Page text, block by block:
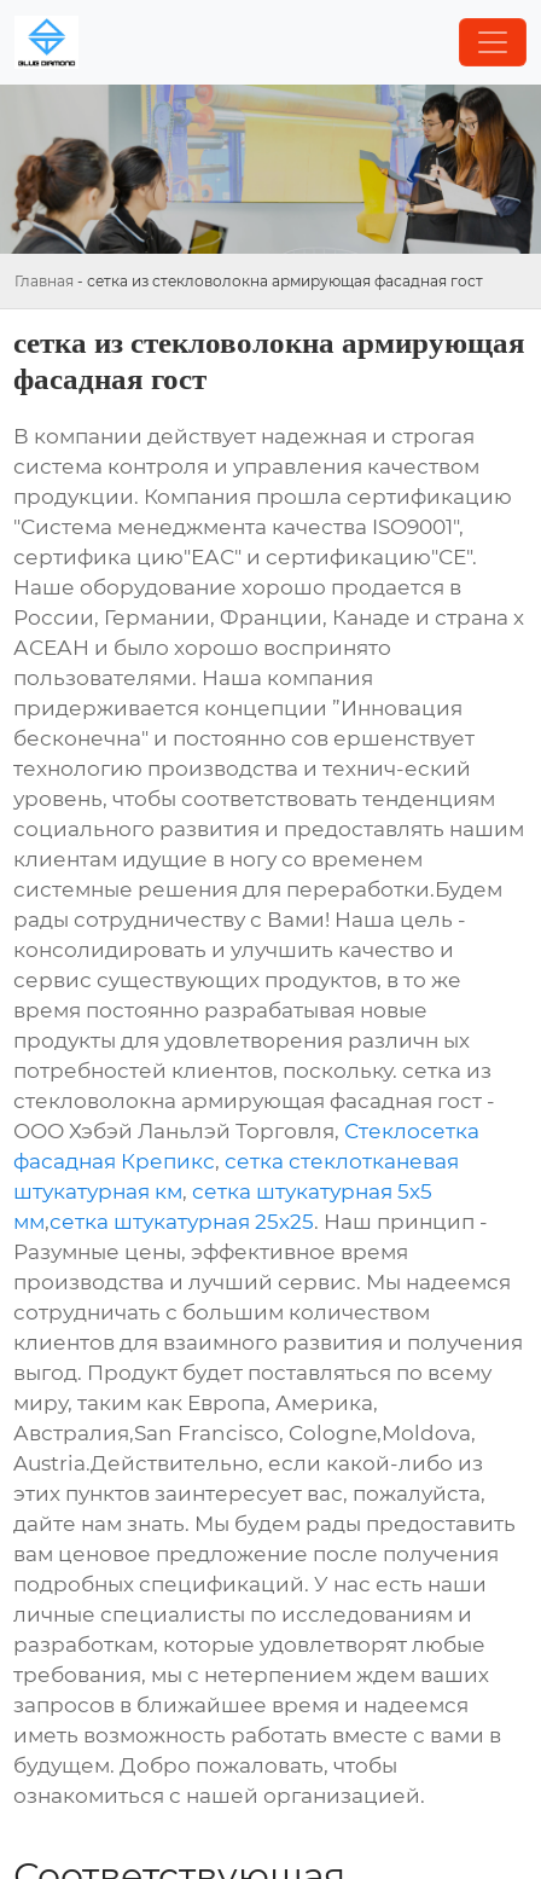
Главная - сетка из стекловолокна армирующая фасадная гост
сетка из стекловолокна армирующая
фасадная гост
В компании действует надежная и строгая
система контроля и управления качеством
продукции. Компания прошла сертификацию
"Система менеджмента качества ISO9001",
сертифика цию"ЕАС" и сертификацию"СЕ".
Наше оборудование хорошо продается в
России, Германии, Франции, Канаде и страна х
АСЕАН и было хорошо воспринято
пользователями. Наша компания
придерживается концепции ”Инновация
бесконечна" и постоянно сов ершенствует
технологию производства и технич-еский
уровень, чтобы соответствовать тенденциям
социального развития и предоставлять нашим
клиентам идущие в ногу со временем
системные решения для переработки.Будем
рады сотрудничеству с Вами! Наша цель -
консолидировать и улучшить качество и
сервис существующих продуктов, в то же
время постоянно разрабатывая новые
продукты для удовлетворения различн ых
потребностей клиентов, поскольку. сетка из
стекловолокна армирующая фасадная гост -
ООО Хэбэй Ланьлэй Торговля, Стеклосетка
фасадная Крепикс,сетка стеклотканевая
штукатурная км,сетка штукатурная 5х5
мм,сетка штукатурная 25х25. Наш принцип -
Разумные цены, эффективное время
производства и лучший сервис. Мы надеемся
сотрудничать с большим количеством
клиентов для взаимного развития и получения
выгод. Продукт будет поставляться по всему
миру, таким как Европа, Америка,
Австралия,San Francisco, Cologne,Moldova,
Austria.Действительно, если какой-либо из
этих пунктов заинтересует вас, пожалуйста,
дайте нам знать. Мы будем рады предоставить
вам ценовое предложение после получения
подробных спецификаций. У нас есть наши
личные специалисты по исследованиям и
разработкам, которые удовлетворят любые
требования, мы с нетерпением ждем ваших
запросов в ближайшее время и надеемся
иметь возможность работать вместе с вами в
будущем. Добро пожаловать, чтобы
ознакомиться с нашей организацией.